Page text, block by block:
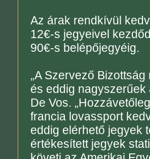
Az árak rendkívül
12€-s jegyeivel
90€-s belépőjegyéig.
„A Szervező
és eddig nagyszerűek
De Vos.
francia lovassport
eddig elérhető jegyek
értékesített jegyek